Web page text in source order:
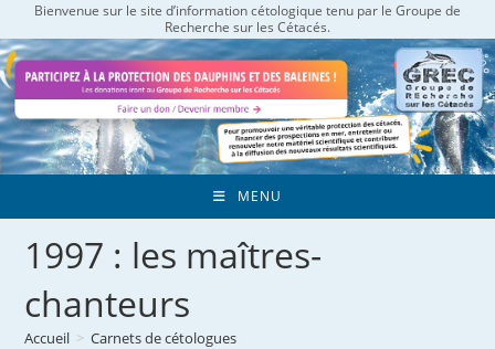
to
content
Bienvenue sur le site d’information cétologique tenu par le Groupe de
Recherche sur les Cétacés.
MENU
1997 : les maîtres-
chanteurs
Accueil > Carnets de cétologues